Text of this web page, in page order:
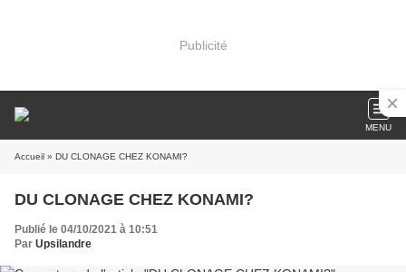
Publicité
MENU
Accueil » DU CLONAGE CHEZ KONAMI?
DU CLONAGE CHEZ KONAMI?
Publié le 04/10/2021 à 10:51
Par Upsilandre